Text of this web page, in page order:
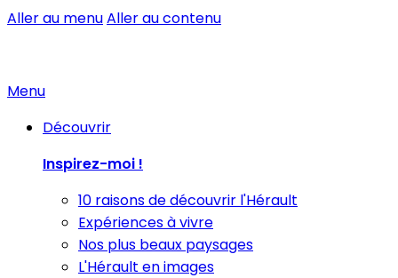
Aller au menuAller au contenu
Menu
Découvrir
Inspirez-moi !
10 raisons de découvrir l'Hérault
Expériences à vivre
Nos plus beaux paysages
L'Hérault en images